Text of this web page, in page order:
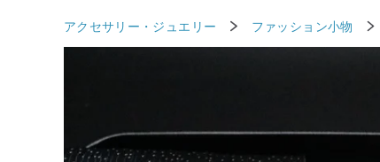
アクセサリー・ジュエリー ファッション小物